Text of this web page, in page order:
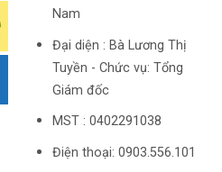
Nam
Đại diện : Bà Lương Thị
Tuyền - Chức vụ: Tổng
Giám đốc
MST : 0402291038
Điện thoại: 0903.556.101